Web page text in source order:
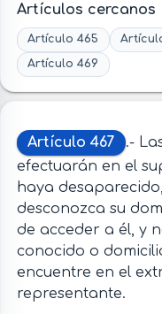
Artículos cercanos
Artículo 465
Artículo 469
Artículo 467
.-
efectuarán en el
haya
desconozca su
de acceder a él, y
conocido o
encuentre en el
representante.